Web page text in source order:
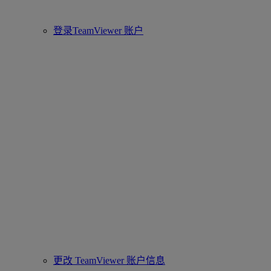
登录TeamViewer 账户
更改 TeamViewer 账户信息